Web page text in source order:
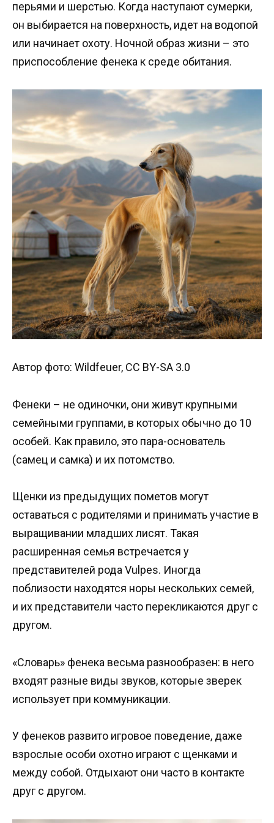
перьями и шерстью. Когда наступают сумерки,
он выбирается на поверхность, идет на водопой
или начинает охоту. Ночной образ жизни – это
приспособление фенека к среде обитания.
Автор фото: Wildfeuer, CC BY-SA 3.0
Фенеки – не одиночки, они живут крупными
семейными группами, в которых обычно до 10
особей. Как правило, это пара-основатель
(самец и самка) и их потомство.
Щенки из предыдущих пометов могут
оставаться с родителями и принимать участие в
выращивании младших лисят. Такая
расширенная семья встречается у
представителей рода Vulpes. Иногда
поблизости находятся норы нескольких семей,
и их представители часто перекликаются друг с
другом.
«Словарь» фенека весьма разнообразен: в него
входят разные виды звуков, которые зверек
использует при коммуникации.
У фенеков развито игровое поведение, даже
взрослые особи охотно играют с щенками и
между собой. Отдыхают они часто в контакте
друг с другом.